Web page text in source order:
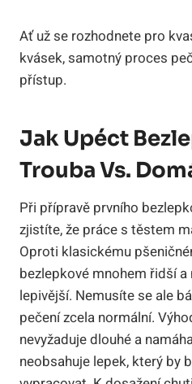
Ať už se rozhodnete pro
kvásek, samotný proces
přístup.
Jak Upéct
Trouba Vs.
Při přípravě prvního
zjistíte, že práce s těstem
Oproti klasickému
bezlepkové mnohem řidší a
lepivější. Nemusíte se ale
pečení zcela normální.
nevyžaduje dlouhé a
neobsahuje lepek, který by